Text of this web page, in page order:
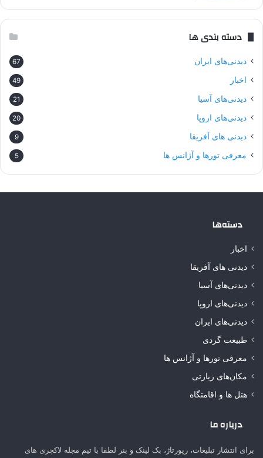
دسته بندی ها
دیدنی‌های ایران 67
اخبار 49
دیدنی‌های آسیا 21
دیدنی‌های اروپا 20
دیدنی های آفریقا 9
معرفی تورها و آژانس ها 5
دسته‌ها
اخبار
دیدنی های آفریقا
دیدنی‌های آسیا
دیدنی‌های اروپا
دیدنی‌های ایران
طبیعت گردی
معرفی تورها و آژانس ها
مکان‌های زیارتی
هتل ها و اقامتگاه
درباره ما
برای انتشار تبلیغات، رپورتاژ، بک لینک و بنر لطفا با تیم مجله لاکچری های